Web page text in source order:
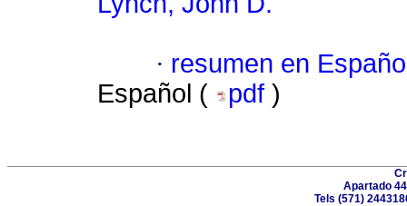
· resumen en
Español (
pdf )
Apartado
Tels (571)